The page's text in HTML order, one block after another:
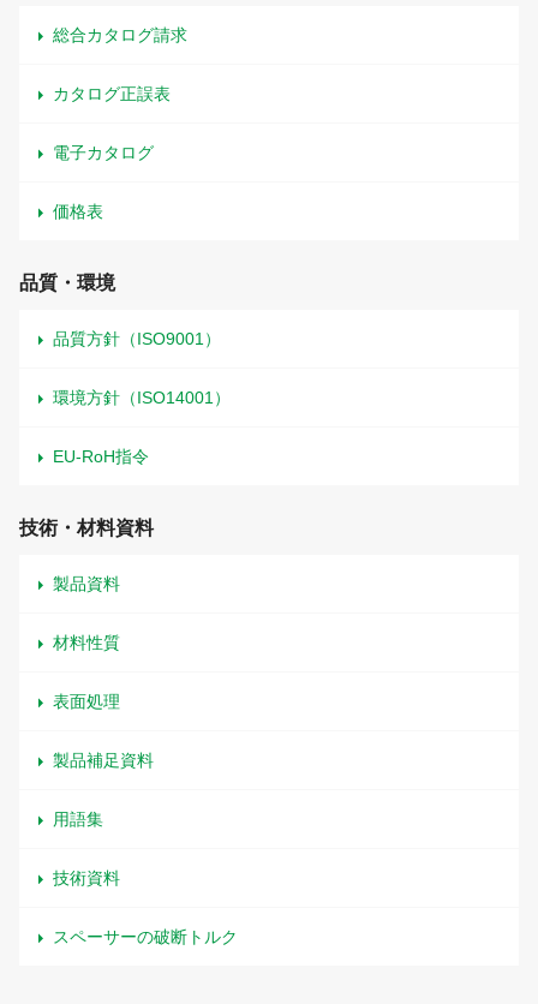
総合カタログ請求
カタログ正誤表
電子カタログ
価格表
品質・環境
品質方針（ISO9001）
環境方針（ISO14001）
EU-RoH指令
技術・材料資料
製品資料
材料性質
表面処理
製品補足資料
用語集
技術資料
スペーサーの破断トルク